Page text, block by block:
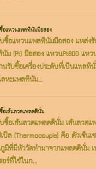
อแหวนแพลทินัมมือสอง
ซื้อแหวนแพลทินัมมือสอง แหล่งรั
ม (Pt) มือสอง แหวนPt800 แหว
นรับซื้อเครื่องประดับที่เป็นแพล
หะแพลทินัม...
อเส้นลวดแพลตตินั่ม
ซื้อเส้นลวดแพลตตินั่ม เส้นลวดแ
ปิล (Thermocouple) คือ ตัวเซ็น
ที่มีหัววัดทำมาจากแพลตตินั่ม เ
อร์ที่ใช้ในก...